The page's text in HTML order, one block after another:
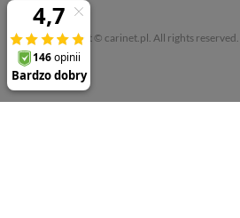
Copyright © carinet.pl. All rights reserved.